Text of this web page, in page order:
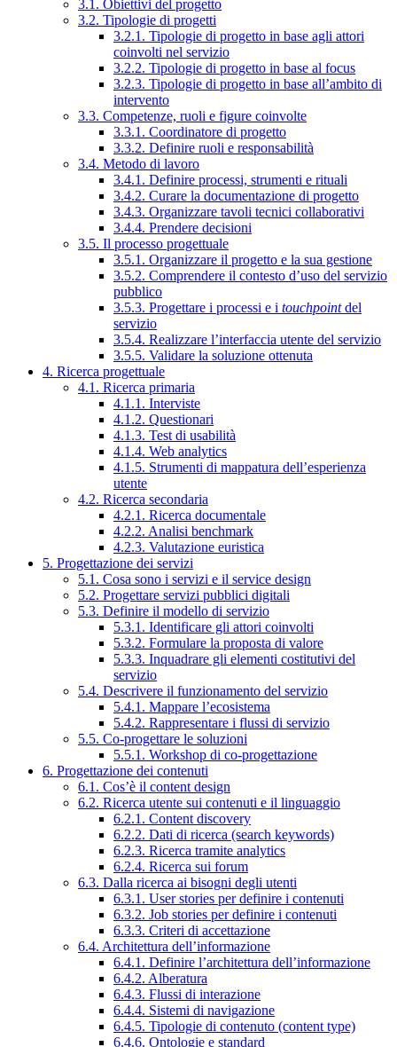
3.1. Obiettivi del progetto
3.2. Tipologie di progetti
3.2.1. Tipologie di progetto in base agli attori
coinvolti nel servizio
3.2.2. Tipologie di progetto in base al focus
3.2.3. Tipologie di progetto in base all’ambito di
intervento
3.3. Competenze, ruoli e figure coinvolte
3.3.1. Coordinatore di progetto
3.3.2. Definire ruoli e responsabilità
3.4. Metodo di lavoro
3.4.1. Definire processi, strumenti e rituali
3.4.2. Curare la documentazione di progetto
3.4.3. Organizzare tavoli tecnici collaborativi
3.4.4. Prendere decisioni
3.5. Il processo progettuale
3.5.1. Organizzare il progetto e la sua gestione
3.5.2. Comprendere il contesto d’uso del servizio
pubblico
3.5.3. Progettare i processi e i touchpointdel
servizio
3.5.4. Realizzare l’interfaccia utente del servizio
3.5.5. Validare la soluzione ottenuta
4. Ricerca progettuale
4.1. Ricerca primaria
4.1.1. Interviste
4.1.2. Questionari
4.1.3. Test di usabilità
4.1.4. Web analytics
4.1.5. Strumenti di mappatura dell’esperienza
utente
4.2. Ricerca secondaria
4.2.1. Ricerca documentale
4.2.2. Analisi benchmark
4.2.3. Valutazione euristica
5. Progettazione dei servizi
5.1. Cosa sono i servizi e il service design
5.2. Progettare servizi pubblici digitali
5.3. Definire il modello di servizio
5.3.1. Identificare gli attori coinvolti
5.3.2. Formulare la proposta di valore
5.3.3. Inquadrare gli elementi costitutivi del
servizio
5.4. Descrivere il funzionamento del servizio
5.4.1. Mappare l’ecosistema
5.4.2. Rappresentare i flussi di servizio
5.5. Co-progettare le soluzioni
5.5.1. Workshop di co-progettazione
6. Progettazione dei contenuti
6.1. Cos’è il content design
6.2. Ricerca utente sui contenuti e il linguaggio
6.2.1. Content discovery
6.2.2. Dati di ricerca (search keywords)
6.2.3. Ricerca tramite analytics
6.2.4. Ricerca sui forum
6.3. Dalla ricerca ai bisogni degli utenti
6.3.1. User stories per definire i contenuti
6.3.2. Job stories per definire i contenuti
6.3.3. Criteri di accettazione
6.4. Architettura dell’informazione
6.4.1. Definire l’architettura dell’informazione
6.4.2. Alberatura
6.4.3. Flussi di interazione
6.4.4. Sistemi di navigazione
6.4.5. Tipologie di contenuto (content type)
6.4.6. Ontologie e standard